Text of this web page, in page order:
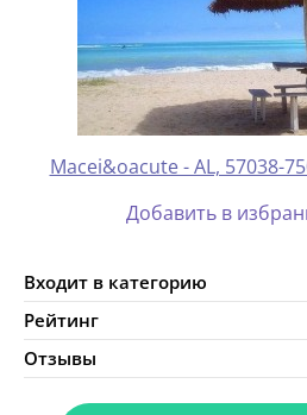
Macei&oacute - AL, 57038-
Добавить в
Входит в категорию
Рейтинг
Отзывы